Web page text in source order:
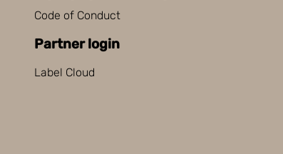
Code of Conduct
Partner login
Label Cloud